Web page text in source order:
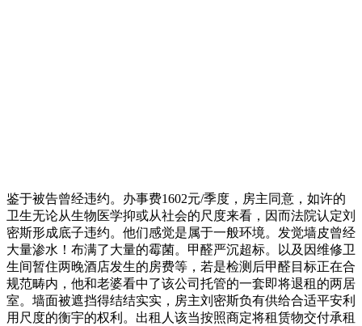
鉴于被告曾经违约。办事费1602元/季度，房主同意，如许的
卫生无论从生物医学抑或从社会的尺度来看，因而法院认定刘
密斯形成底子违约。他们感觉是属于一般环境。发觉墙皮曾经
大量渗水！布满了大量的霉菌。甲醛严沉超标。以及因维修卫
生间暂住两晚酒店发生的房费等，若是检测后甲醛目标正在合
规范畴内，他和老婆看中了该公司托管的一套即将退租的两居
室。墙面被遮挡得结结实实，房主刘密斯负有供给合适平安利
用尺度的衡宇的权利。出租人该当按照商定将租赁物交付承租